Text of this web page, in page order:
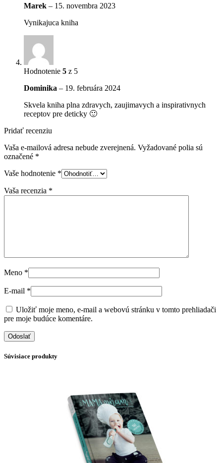
Marek – 15. novembra 2023
Vynikajuca kniha
Hodnotenie 5 z 5
Dominika – 19. februára 2024
Skvela kniha plna zdravych, zaujimavych a inspirativnych
receptov pre deticky 🙂
Pridať recenziu
Vaša e-mailová adresa nebude zverejnená. Vyžadované polia sú
označené *
Vaše hodnotenie *
Vaša recenzia *
Meno *
E-mail *
Uložiť moje meno, e-mail a webovú stránku v tomto prehliadači
pre moje budúce komentáre.
Súvisiace produkty